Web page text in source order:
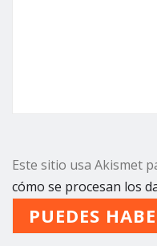
Este sitio usa Akismet
cómo se procesan los
PUEDES